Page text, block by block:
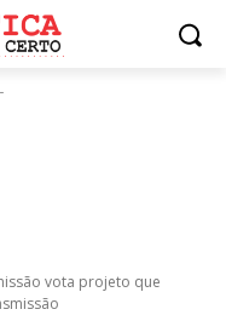
vota projeto que